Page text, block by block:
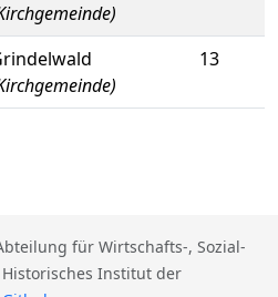
13
für Wirtschafts-, Sozial-
Institut der